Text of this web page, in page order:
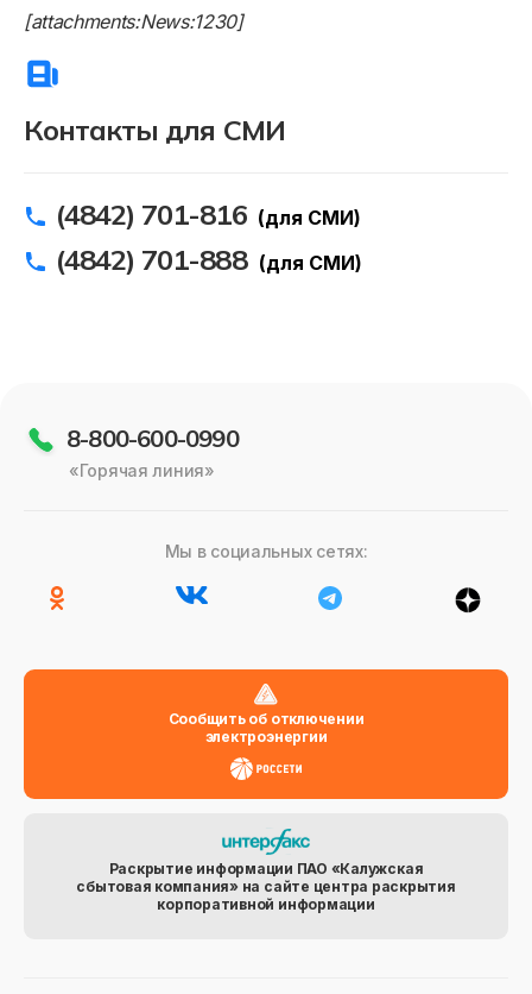
Контакты для СМИ
(4842) 701-816 (для СМИ)
(4842) 701-888 (для СМИ)
[attachments:News:1230]
8-800-600-0990
«Горячая линия»
Мы в социальных сетях:
Сообщить об отключении
электроэнергии
Раскрытие информации ПАО «Калужская
сбытовая компания» на сайте центра раскрытия
корпоративной информации